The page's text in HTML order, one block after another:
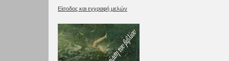
Είσοδος και εγγραφή μελών